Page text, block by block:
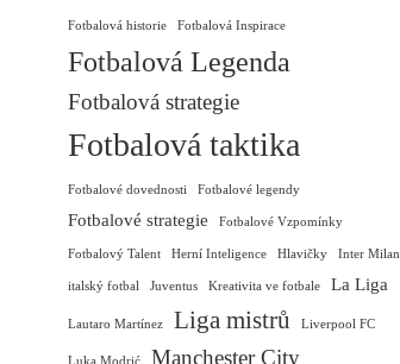
Fotbalová historie Fotbalová Inspirace
Fotbalová Legenda
Fotbalová strategie
Fotbalová taktika
Fotbalové dovednosti Fotbalové legendy
Fotbalové strategie Fotbalové Vzpomínky
Fotbalový Talent Herní Inteligence Hlavičky Inter Milan
italský fotbal Juventus Kreativita ve fotbale La Liga
Lautaro Martínez Liga mistrů Liverpool FC
Luka Modrić Manchester City